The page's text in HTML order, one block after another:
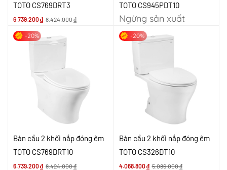
TOTO CS769DRT3
6.739.200₫ 8.424.000₫
TOTO CS945PDT10
Ngừng sản xuất
-20%
Bàn cầu 2 khối nắp đóng êm
TOTO CS769DRT10
6.739.200₫ 8.424.000₫
-20%
Bàn cầu 2 khối nắp đóng êm
TOTO CS326DT10
4.068.800₫ 5.086.000₫